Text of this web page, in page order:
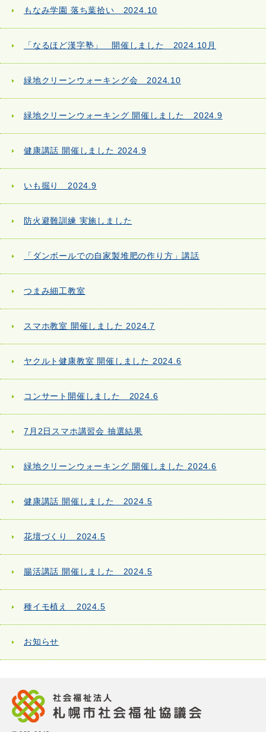
もなみ学園 落ち葉拾い 2024.10
「なるほど漢字塾」 開催しました 2024.10月
緑地クリーンウォーキング会 2024.10
緑地クリーンウォーキング 開催しました 2024.9
健康講話 開催しました 2024.9
いも掘り 2024.9
防火避難訓練 実施しました
「ダンボールでの自家製堆肥の作り方」講話
つまみ細工教室
スマホ教室 開催しました 2024.7
ヤクルト健康教室 開催しました 2024.6
コンサート開催しました 2024.6
7月2日スマホ講習会 抽選結果
緑地クリーンウォーキング 開催しました 2024.6
健康講話 開催しました 2024.5
花壇づくり 2024.5
腸活講話 開催しました 2024.5
種イモ植え 2024.5
お知らせ